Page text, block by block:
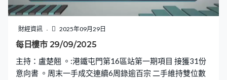
財經資訊 2025年09月29日
每日樓市 29/09/2025
主持：盧楚翹 。:港鐵屯門第16區站第一期項目 接獲31份
意向書 。周末一手成交連續6周錄逾百宗 二手維持雙位數